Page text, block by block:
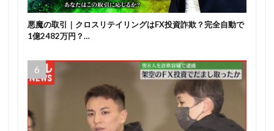
悪魔の取引｜クロスリテイリングはFX投資詐欺？完全自動で
1億2482万円？…